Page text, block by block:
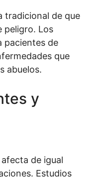
tradicional de que
peligro. Los
pacientes de
que
abuelos.
y
de igual
Estudios